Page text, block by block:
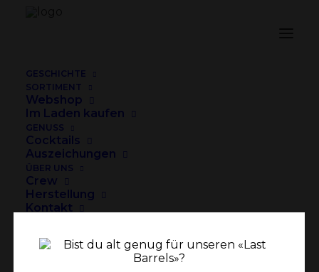
GESCHICHTE
SORTIMENT
Webshop
Im Laden kaufen
GENUSS
Cocktails
Auszeichungen
ÜBER UNS
Crew
Herstellung
Kontakt
Warenkorb